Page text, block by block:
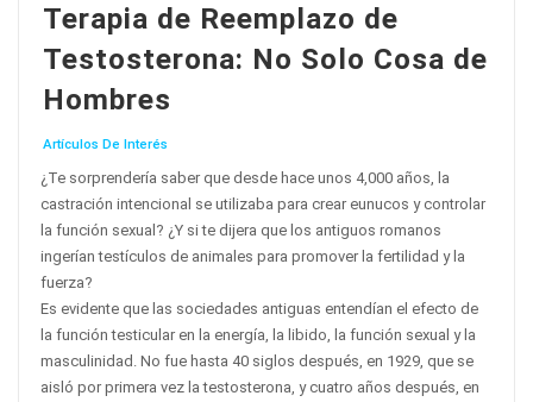
Terapia de Reemplazo de
Testosterona: No Solo Cosa de
Hombres
Artículos De Interés
¿Te sorprendería saber que desde hace unos 4,000 años, la
castración intencional se utilizaba para crear eunucos y controlar
la función sexual? ¿Y si te dijera que los antiguos romanos
ingerían testículos de animales para promover la fertilidad y la
fuerza?
Es evidente que las sociedades antiguas entendían el efecto de
la función testicular en la energía, la libido, la función sexual y la
masculinidad. No fue hasta 40 siglos después, en 1929, que se
aisló por primera vez la testosterona, y cuatro años después, en